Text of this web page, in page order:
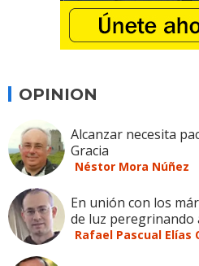
OPINION
Alcanzar necesita
Gracia
Néstor Mora Núñez
En unión con los
de luz peregrinando
Rafael Pascual Elías